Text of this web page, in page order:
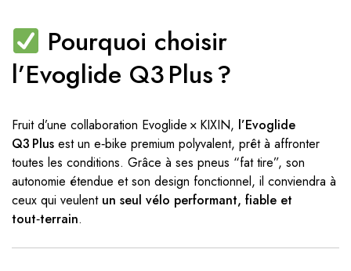
Pourquoi choisir
l’Evoglide Q3 Plus ?
Fruit d’une collaboration Evoglide × KIXIN, l’Evoglide
Q3 Plus est un e‑bike premium polyvalent, prêt à affronter
toutes les conditions. Grâce à ses pneus “fat tire”, son
autonomie étendue et son design fonctionnel, il conviendra à
ceux qui veulent un seul vélo performant, fiable et
tout‑terrain.